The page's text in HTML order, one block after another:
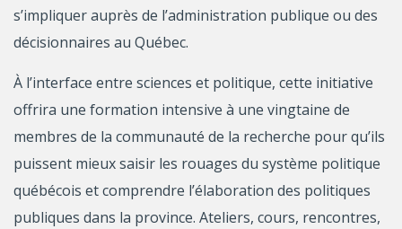
s’impliquer auprès de l’administration publique ou des
décisionnaires au Québec.
À l’interface entre sciences et politique, cette initiative
offrira une formation intensive à une vingtaine de
membres de la communauté de la recherche pour qu’ils
puissent mieux saisir les rouages du système politique
québécois et comprendre l’élaboration des politiques
publiques dans la province. Ateliers, cours, rencontres,